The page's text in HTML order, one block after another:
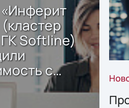
Softline)
с
Sharx